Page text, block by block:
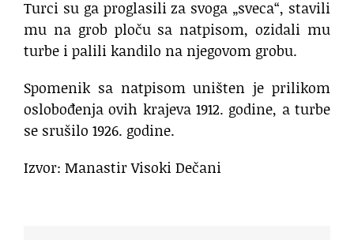
Turci su ga proglasili za svoga „sveca“, stavili
mu na grob ploču sa natpisom, ozidali mu
turbe i palili kandilo na njegovom grobu.
Spomenik sa natpisom uništen je prilikom
oslobođenja ovih krajeva 1912. godine, a turbe
se srušilo 1926. godine.
Izvor: Manastir Visoki Dečani